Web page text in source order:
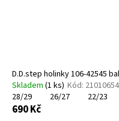
D.D.step holinky 106-42545
Skladem (1 ks) Kód:
28/29
26/27 22/23
690 Kč